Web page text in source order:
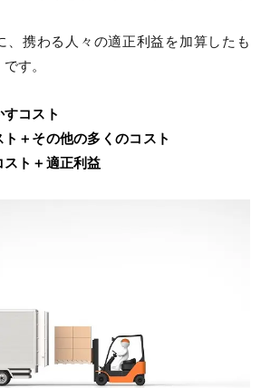
、携わる人々の適正利益を加算したも
す。
コスト
＋その他の多くのコスト
ト＋適正利益